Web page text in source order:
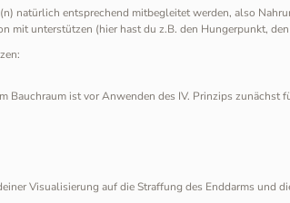
natürlich entsprechend mitbegleitet werden, also
mit unterstützen (hier hast du z.B. den Hungerpunkt,
Bauchraum ist vor Anwenden des IV. Prinzips zunächst
Visualisierung auf die Straffung des Enddarms und